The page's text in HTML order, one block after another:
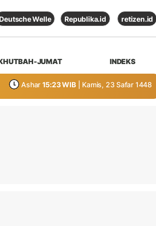
Deutsche Welle Republika.id retizen.id
JUMAT INDEKS
Ashar 15:23 WIB | Kamis, 23 Safar 1448